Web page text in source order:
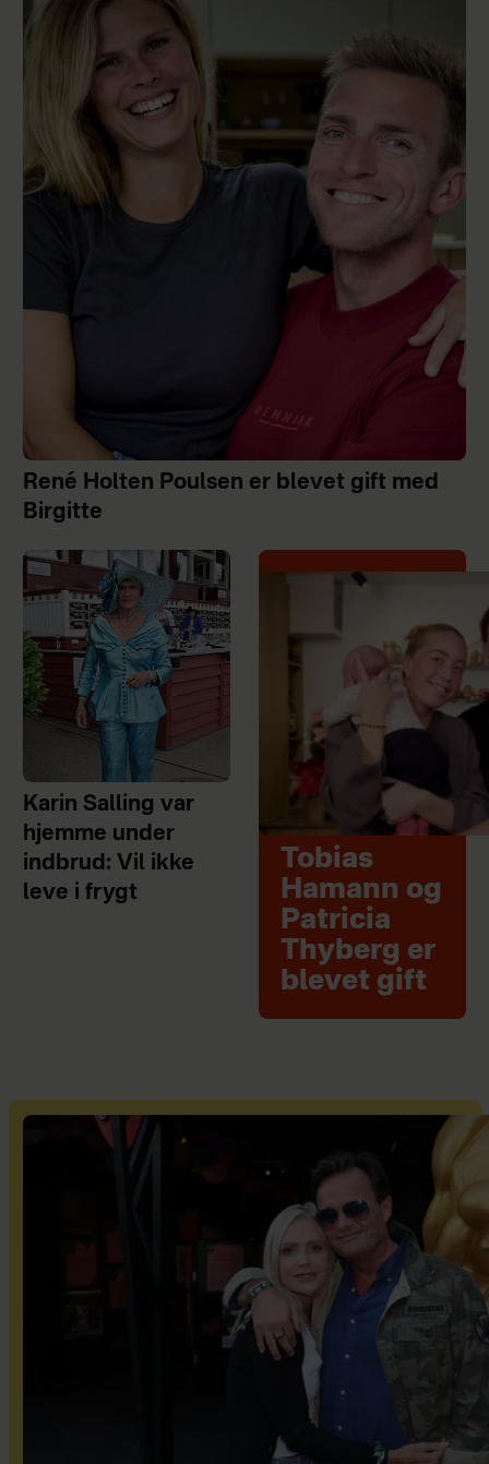
René Holten Poulsen er blevet gift med
Birgitte
Karin Salling var
hjemme under
indbrud: Vil ikke
leve i frygt
Tobias
Hamann og
Patricia
Thyberg er
blevet gift